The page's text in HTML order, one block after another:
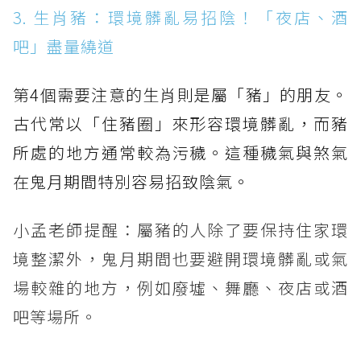
3. 生肖豬：環境髒亂易招陰！「夜店、酒
吧」盡量繞道
第4個需要注意的生肖則是屬「豬」的朋友。
古代常以「住豬圈」來形容環境髒亂，而豬
所處的地方通常較為污穢。這種穢氣與煞氣
在鬼月期間特別容易招致陰氣。
小孟老師提醒：屬豬的人除了要保持住家環
境整潔外，鬼月期間也要避開環境髒亂或氣
場較雜的地方，例如廢墟、舞廳、夜店或酒
吧等場所。